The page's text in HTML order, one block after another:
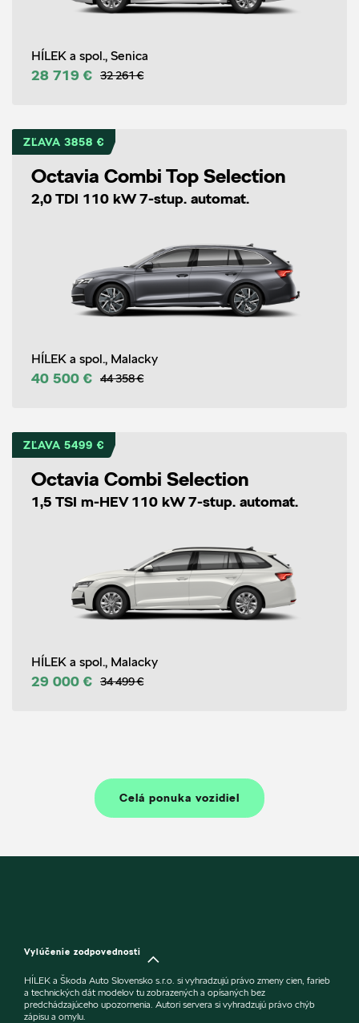
HÍLEK a spol., Senica
28 719 € 32 261 €
ZĽAVA 3858 €
Octavia Combi Top Selection
2,0 TDI 110 kW 7-stup. automat.
HÍLEK a spol., Malacky
40 500 € 44 358 €
ZĽAVA 5499 €
Octavia Combi Selection
1,5 TSI m-HEV 110 kW 7-stup. automat.
HÍLEK a spol., Malacky
29 000 € 34 499 €
Celá ponuka vozidiel
Vylúčenie zodpovednosti
HÍLEK a Škoda Auto Slovensko s.r.o. si vyhradzujú právo zmeny cien, farieb
a technických dát modelov tu zobrazených a opísaných bez
predchádzajúceho upozornenia. Autori servera si vyhradzujú právo chýb
zápisu a omylu.